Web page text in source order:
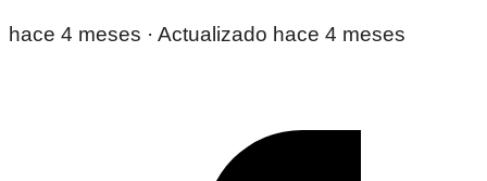
hace 4 meses · Actualizado hace 4 meses